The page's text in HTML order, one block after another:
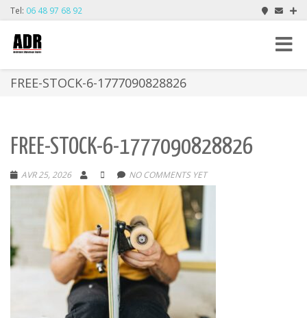
Tel: 06 48 97 68 92
Toggle
FREE-STOCK-6-1777090828826
FREE-STOCK-6-1777090828826
AVR 25, 2026 NO COMMENTS YET